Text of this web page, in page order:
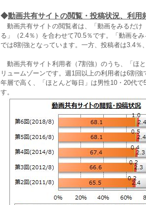
◆動画共有サイトの閲覧・投稿状況、利用
動画共有サイトの閲覧者は、「動画をみるだけ
る」（2.4％）を合わせて70.5％です。「動画を
では8割強となっています。一方、投稿者は3.4％
動画共有サイト利用者（7割強）のうち、「ほ
リュームゾーンです。週1回以上の利用者は6割
年層で高く、「ほとんど毎日」は男性10・20代
す。